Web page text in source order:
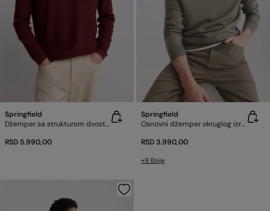
Springfield
Džemper sa strukturom dvostrukog efekta
RSD 5.990,00
Springfield
Osnovni džemper okruglog izreza
RSD 3.990,00
+9 Boje